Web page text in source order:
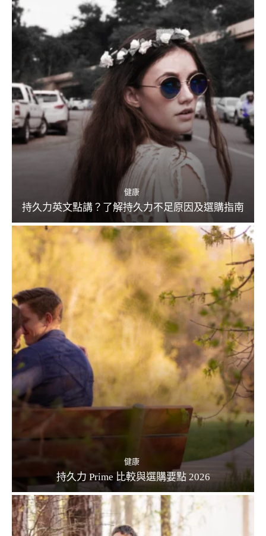
健康
持久力英文點講？了解持久力不足原因及選購指南
健康
持久力 Prime 比較與選購要點 2026